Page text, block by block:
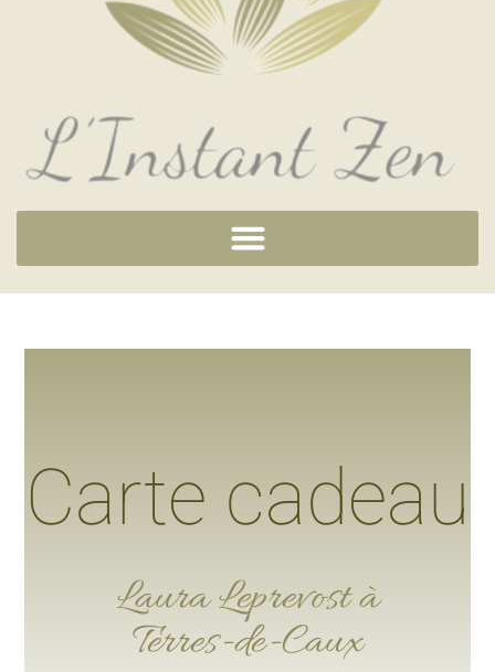
Carte cadeau
Laura Leprevost à
Terres-de-Caux